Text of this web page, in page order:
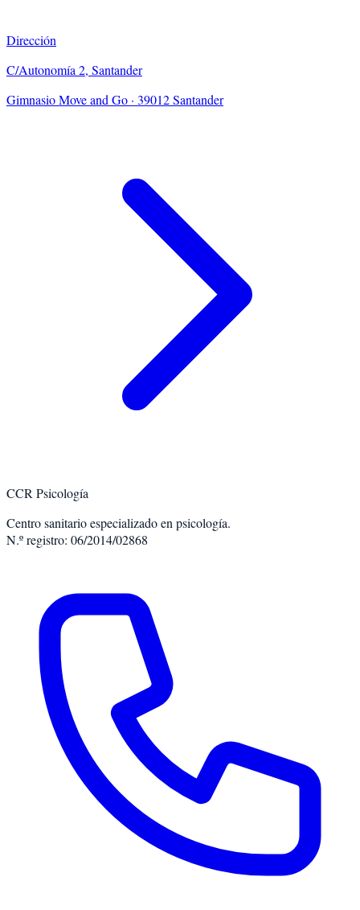
Dirección
C/Autonomía 2, Santander
Gimnasio Move and Go · 39012 Santander
CCR Psicología
Centro sanitario especializado en psicología.
N.º registro: 06/2014/02868